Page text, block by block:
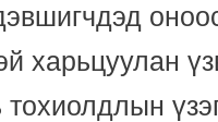
харьцуулан
тохиолдлын